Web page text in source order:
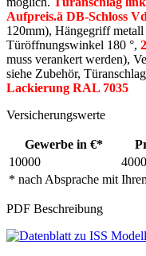
Aufpreis.ä DB-Schloss
120mm), Hängegriff
Türöffnungswinkel 180 °,
muss verankert werden),
siehe Zubehör,
Lackierung RAL 7035
Versicherungswerte
Gewerbe in €*
* nach Absprache mit
10000
PDF Beschreibung